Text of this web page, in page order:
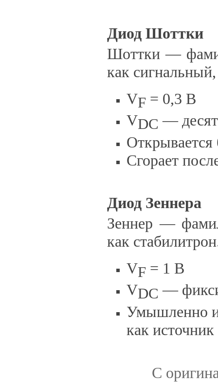
Диод Шоттки
Шоттки —
как
VF = 0,3 В
VDC —
Открывается
Сгорает
Диод Зеннера
Зеннер —
как
VF = 1 В
VDC —
Умышленно
как
С